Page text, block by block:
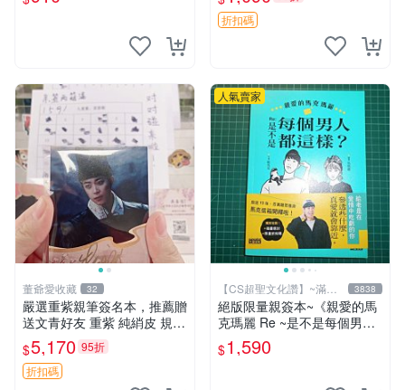
磚，國內直郵 偽戀 Nisekoi
簽名卡 桐崎千棘
折扣碼
董爺愛收藏 32
嚴選重紫親筆簽名本，推薦贈
送文青好友 重紫 純綃皮 規格
8開
$5,170 95折
折扣碼
人氣賣家
【CS超聖文化讚】~滿千
元送運
3838
絕版限量親簽本~《親愛的馬
克瑪麗 Re ~是不是每個男人
都這樣？（附贈快速通關信
封）》附書腰 歐馬克 吳瑪麗
$1,590